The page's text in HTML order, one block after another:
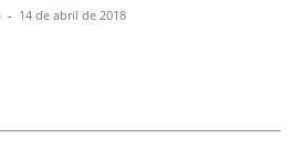
- 14 de abril de 2018